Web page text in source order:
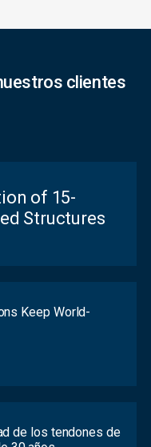
clientes
of 15-
Structures
Keep World-
de los tendones de